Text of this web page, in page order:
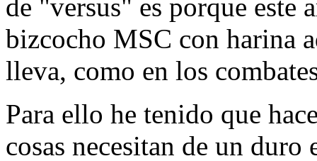
de "versus" es porque este
bizcocho MSC con harina
lleva, como en los
Para ello he tenido que
cosas necesitan de un